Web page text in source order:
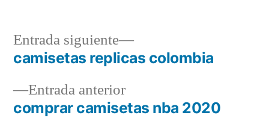
Navegación
deEntrada anteriorEntrada
anterior:
comprar camisetas nba 2020
Entrada siguiente
Entrada
siguiente:
camisetas replicas colombia